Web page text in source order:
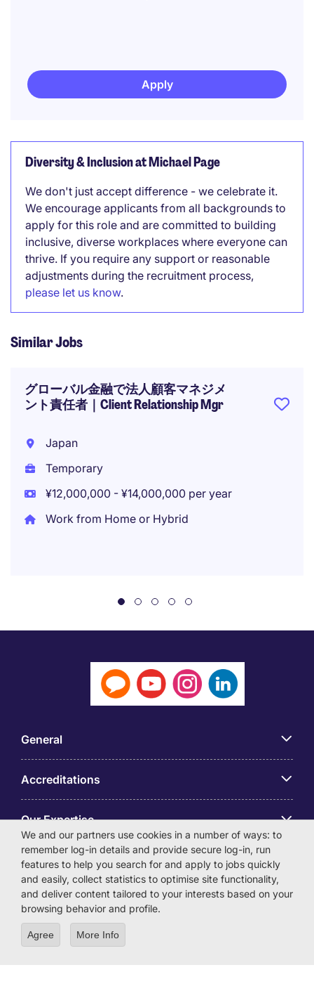
Apply
Diversity & Inclusion at Michael Page
We don't just accept difference - we celebrate it.
We encourage applicants from all backgrounds to
apply for this role and are committed to building
inclusive, diverse workplaces where everyone can
thrive. If you require any support or reasonable
adjustments during the recruitment process,
please let us know.
Similar Jobs
グローバル金融で法人顧客マネジメ
ント責任者｜Client Relationship Mgr
Japan
Temporary
¥12,000,000 - ¥14,000,000 per year
Work from Home or Hybrid
General
Accreditations
Our Expertise
アプリ
Employer Centre
We and our partners use cookies in a number of ways: to
remember log-in details and provide secure log-in, run
features to help you search for and apply to jobs quickly
and easily, collect statistics to optimise site functionality,
and deliver content tailored to your interests based on your
browsing behavior and profile.
Agree More Info